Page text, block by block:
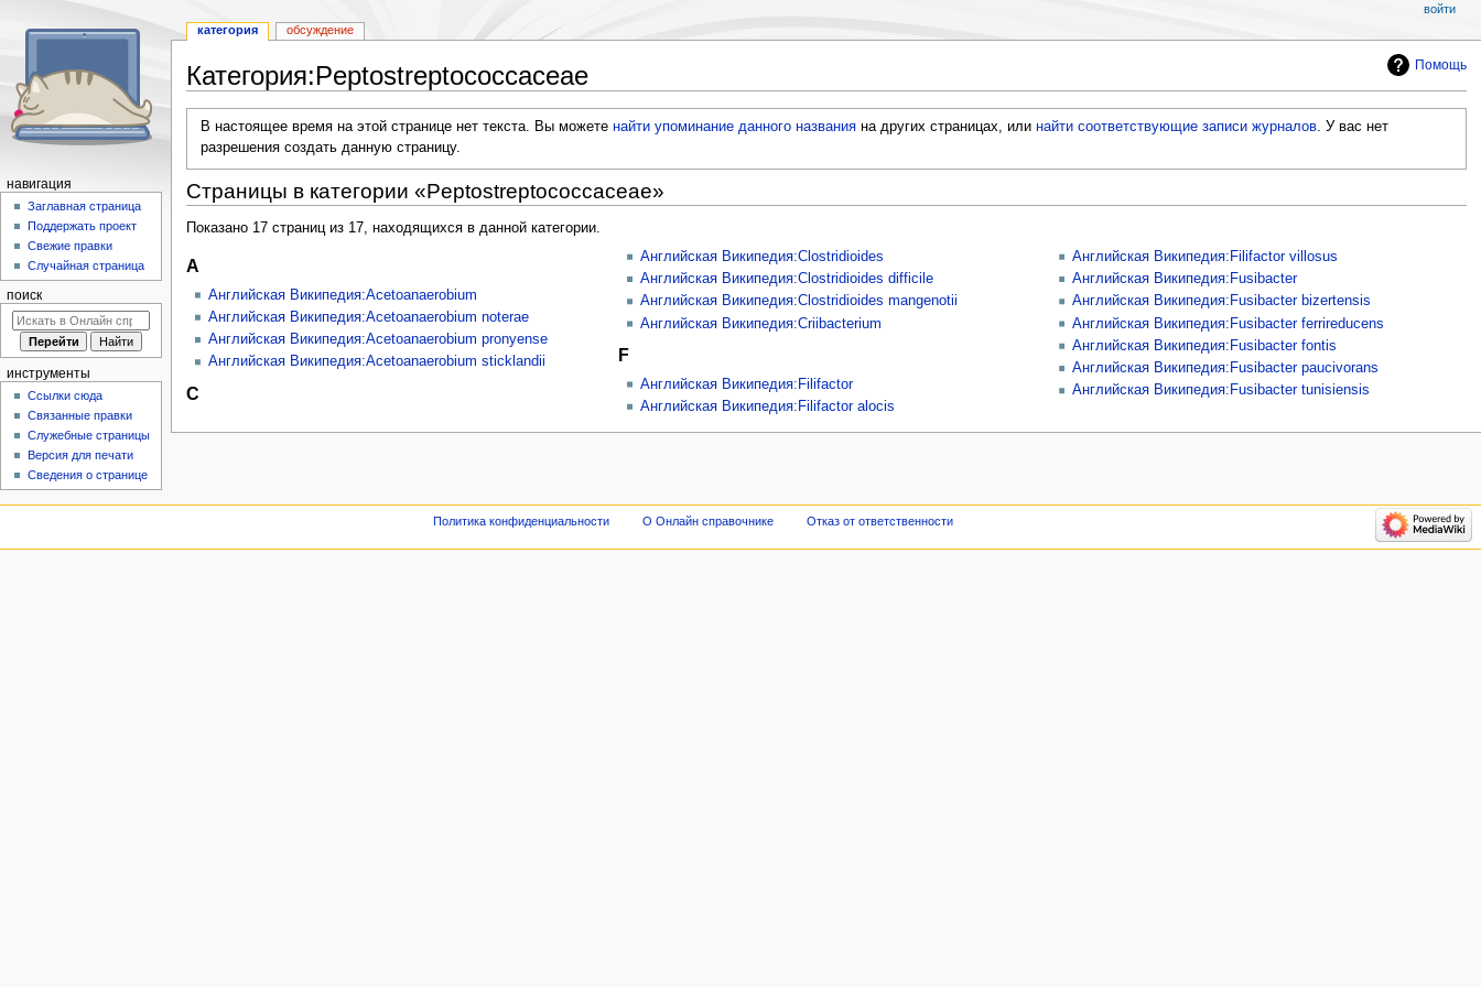
Помощь
Категория:Peptostreptococcaceae
навигации
поиску
В настоящее время на этой странице нет текста. Вы можетенайти упоминание данного названия на других страницах, илинайти соответствующие записи журналов. У вас нет
разрешения создать данную страницу.
Страницы в категории «Peptostreptococcaceae»
Показано 17 страниц из 17, находящихся в данной категории.
A
Английская Википедия:Acetoanaerobium
Английская Википедия:Acetoanaerobium noterae
Английская Википедия:Acetoanaerobium pronyense
Английская Википедия:Acetoanaerobium sticklandii
C
Английская Википедия:Clostridioides
Английская Википедия:Clostridioides difficile
Английская Википедия:Clostridioides mangenotii
Английская Википедия:Criibacterium
F
Английская Википедия:Filifactor
Английская Википедия:Filifactor alocis
Английская Википедия:Filifactor villosus
Английская Википедия:Fusibacter
Английская Википедия:Fusibacter bizertensis
Английская Википедия:Fusibacter ferrireducens
Английская Википедия:Fusibacter fontis
Английская Википедия:Fusibacter paucivorans
Английская Википедия:Fusibacter tunisiensis
категория обсуждение
войти
навигация
Заглавная страница
Поддержать проект
Свежие правки
Случайная страница
поиск
инструменты
Ссылки сюда
Связанные правки
Служебные страницы
Версия для печати
Сведения о странице
Политика конфиденциальности О Онлайн справочнике Отказ от ответственности